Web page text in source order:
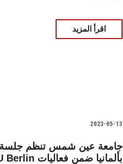
اقرأ المزيد
2023-05-13
جامعة عين شمس تنظم جلسة